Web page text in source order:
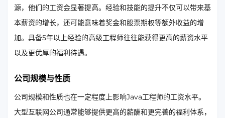
源，他们的工资会显著提高。经验和技能的提升不仅可以带来基
本薪资的增长，还可能意味着奖金和股票期权等额外收益的增
加。具备5年以上经验的高级工程师往往能获得更高的薪资水平
以及更优厚的福利待遇。
公司规模与性质
公司规模和性质也在一定程度上影响Java工程师的工资水平。
大型互联网公司通常能够提供更高的薪酬和更完善的福利体系，